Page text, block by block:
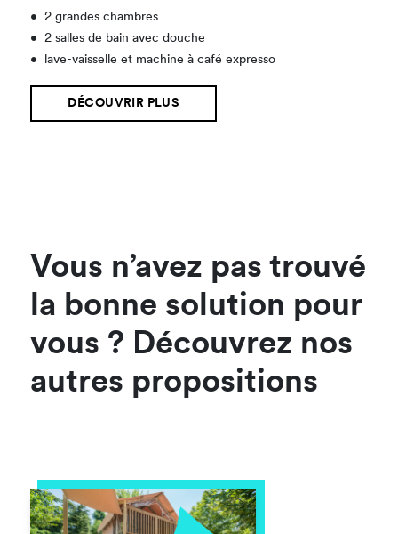
•
2 grandes chambres
•
2 salles de bain avec douche
•
lave-vaisselle et machine à café expresso
DÉCOUVRIR PLUS
Vous n’avez pas trouvé
la bonne solution pour
vous ? Découvrez nos
autres propositions